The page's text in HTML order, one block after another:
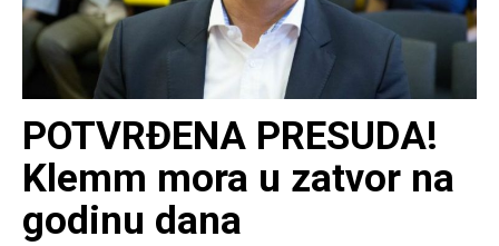
POTVRĐENA PRESUDA!
Klemm mora u zatvor na
godinu dana